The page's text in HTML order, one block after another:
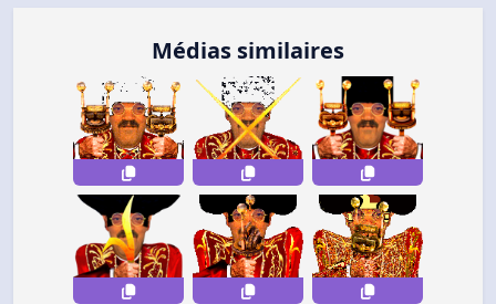
Médias similaires